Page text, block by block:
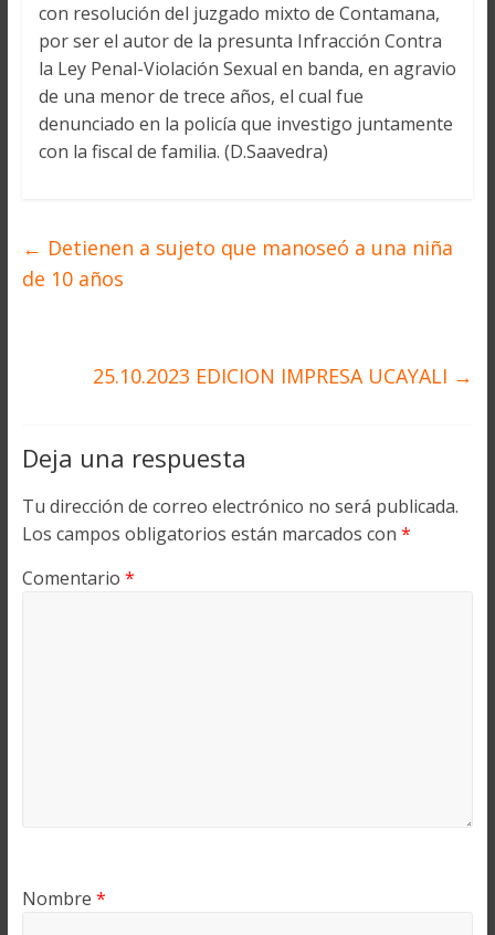
con resolución del juzgado mixto de Contamana,
por ser el autor de la presunta Infracción Contra
la Ley Penal-Violación Sexual en banda, en agravio
de una menor de trece años, el cual fue
denunciado en la policía que investigo juntamente
con la fiscal de familia. (D.Saavedra)
← Detienen a sujeto que manoseó a una niña
de 10 años
25.10.2023 EDICION IMPRESA UCAYALI →
Deja una respuesta
Tu dirección de correo electrónico no será publicada.
Los campos obligatorios están marcados con *
Comentario *
Nombre *